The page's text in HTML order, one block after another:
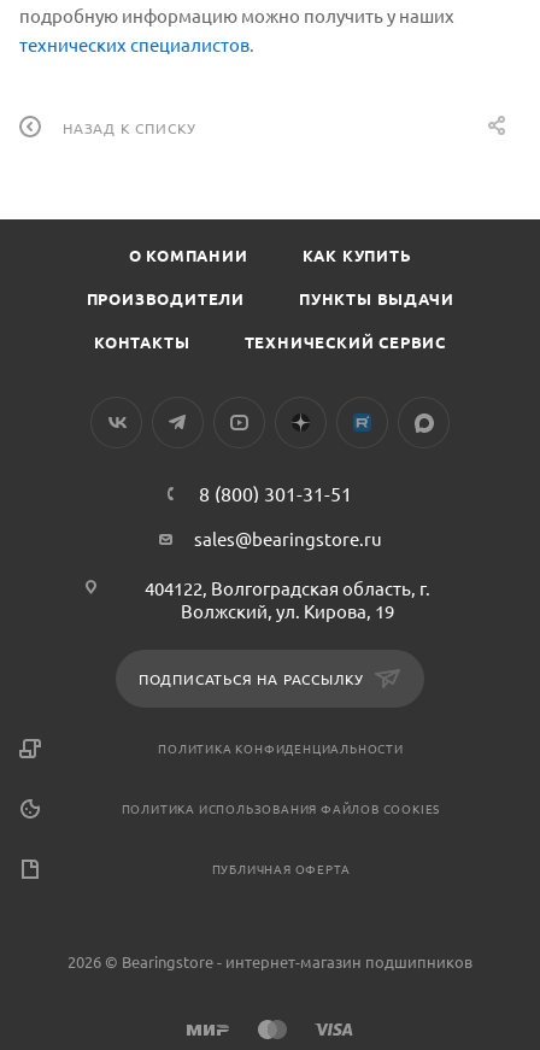
подробную информацию можно получить у наших
технических специалистов.
НАЗАД К СПИСКУ
О КОМПАНИИ КАК КУПИТЬ
ПРОИЗВОДИТЕЛИ ПУНКТЫ ВЫДАЧИ
КОНТАКТЫ ТЕХНИЧЕСКИЙ СЕРВИС
8 (800) 301-31-51
sales@bearingstore.ru
404122, Волгоградская область, г.
Волжский, ул. Кирова, 19
ПОДПИСАТЬСЯ НА РАССЫЛКУ
ПОЛИТИКА КОНФИДЕНЦИАЛЬНОСТИ
ПОЛИТИКА ИСПОЛЬЗОВАНИЯ ФАЙЛОВ COOKIES
ПУБЛИЧНАЯ ОФЕРТА
2026 © Bearingstore - интернет-магазин подшипников